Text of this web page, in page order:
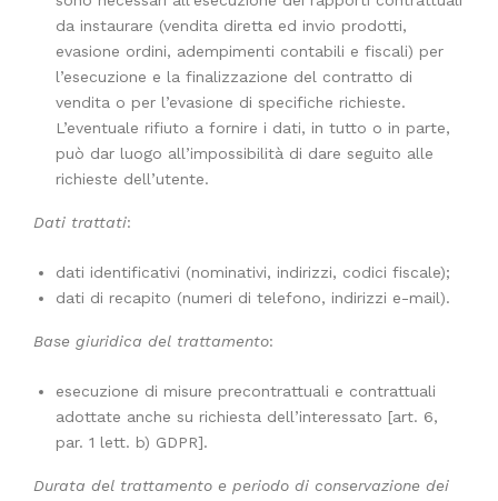
da instaurare (vendita diretta ed invio prodotti,
evasione ordini, adempimenti contabili e fiscali) per
l’esecuzione e la finalizzazione del contratto di
vendita o per l’evasione di specifiche richieste.
L’eventuale rifiuto a fornire i dati, in tutto o in parte,
può dar luogo all’impossibilità di dare seguito alle
richieste dell’utente.
Dati trattati:
dati identificativi (nominativi, indirizzi, codici fiscale);
dati di recapito (numeri di telefono, indirizzi e-mail).
Base giuridica del trattamento:
esecuzione di misure precontrattuali e contrattuali
adottate anche su richiesta dell’interessato [art. 6,
par. 1 lett. b) GDPR].
Durata del trattamento e periodo di conservazione dei